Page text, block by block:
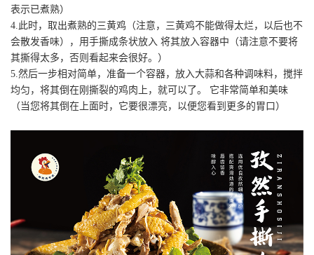
表示已煮熟）
4.此时，取出煮熟的三黄鸡（注意，三黄鸡不能做得太烂，以后也不
会散发香味），用手撕成条状放入 将其放入容器中（请注意不要将
其撕得太多，否则看起来会很好。）
5.然后一步相对简单，准备一个容器，放入大蒜和各种调味料，搅拌
均匀，将其倒在刚撕裂的鸡肉上，就可以了。 它非常简单和美味
（当您将其倒在上面时，它要很漂亮，以便您看到更多的胃口）